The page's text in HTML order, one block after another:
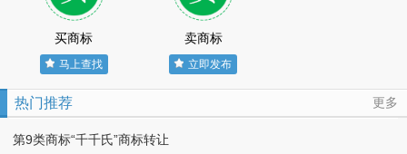
买商标
马上查找
卖商标
立即发布
更多
热门推荐
第9类商标“千千氏”商标转让